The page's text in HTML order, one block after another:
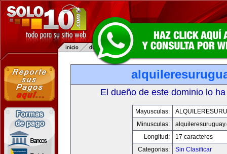
El dueño de este dominio lo
Mayusculas:
Minusculas:
Longitud:
17 caracteres
Categorias:
Sin Clasificar